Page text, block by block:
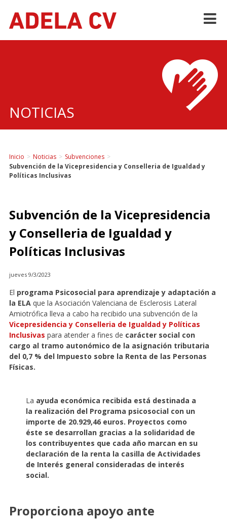
NOTICIAS
Inicio > Noticias > Subvenciones >
Subvención de la Vicepresidencia y Conselleria de Igualdad y
Políticas Inclusivas
Subvención de la Vicepresidencia
y Conselleria de Igualdad y
Políticas Inclusivas
jueves 9/3/2023
El programa Psicosocial para aprendizaje y adaptación a
la ELAque la Asociación Valenciana de Esclerosis Lateral
Amiotrófica lleva a cabo ha recibido una subvención de la
Vicepresidencia y Conselleria de Igualdad y Políticas
Inclusivas para atender a fines de carácter social con
cargo al tramo autonómico de la asignación tributaria
del 0,7 % del Impuesto sobre la Renta de las Personas
Físicas.
La ayuda económica recibida está destinada a
la realización del Programa psicosocial con un
importe de 20.929,46 euros. Proyectos como
éste se desarrollan gracias a la solidaridad de
los contribuyentes que cada año marcan en su
declaración de la renta la casilla de Actividades
de Interés general consideradas de interés
social.
Proporciona apoyo ante